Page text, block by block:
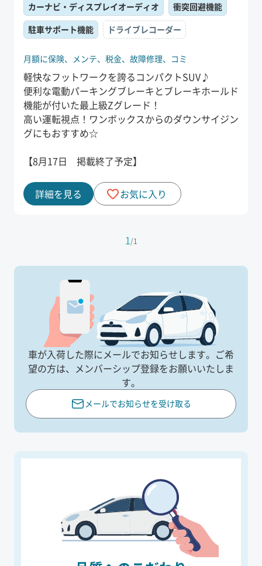
月額に保険、 メンテ、 税金、 故障修理、 コミ
軽快なフットワークを誇るコンパクトSUV♪
便利な電動パーキングブレーキとブレーキホールド
機能が付いた最上級Zグレード！
高い運転視点！ワンボックスからのダウンサイジン
グにもおすすめ☆
【8月17日 掲載終了予定】
カーナビ・ディスプレイオーディオ
衝突回避機能
駐車サポート機能
ドライブレコーダー
詳細を見る お気に入り
1/1
車が入荷した際にメールでお知らせします。 ご希
望の方は、メンバーシップ登録をお願いいたしま
す。
メールでお知らせを受け取る